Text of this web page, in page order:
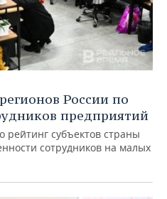
России по
предприятий
рейтинг субъектов страны
сотрудников на малых